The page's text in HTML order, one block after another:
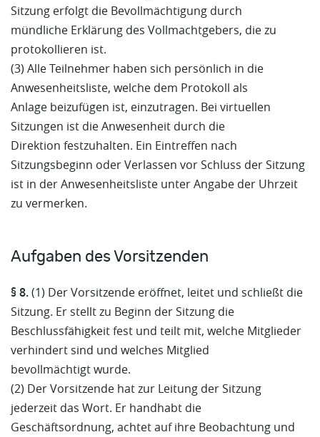
Sitzung erfolgt die Bevollmächtigung durch
mündliche Erklärung des Vollmachtgebers, die zu
protokollieren ist.
(3) Alle Teilnehmer haben sich persönlich in die
Anwesenheitsliste, welche dem Protokoll als
Anlage beizufügen ist, einzutragen. Bei virtuellen
Sitzungen ist die Anwesenheit durch die
Direktion festzuhalten. Ein Eintreffen nach
Sitzungsbeginn oder Verlassen vor Schluss der Sitzung
ist in der Anwesenheitsliste unter Angabe der Uhrzeit
zu vermerken.
Aufgaben des Vorsitzenden
§ 8.(1) Der Vorsitzende eröffnet, leitet und schließt die
Sitzung. Er stellt zu Beginn der Sitzung die
Beschlussfähigkeit fest und teilt mit, welche Mitglieder
verhindert sind und welches Mitglied
bevollmächtigt wurde.
(2) Der Vorsitzende hat zur Leitung der Sitzung
jederzeit das Wort. Er handhabt die
Geschäftsordnung, achtet auf ihre Beobachtung und